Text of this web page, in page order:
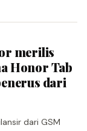
merilis
Honor Tab
dari
dari GSM